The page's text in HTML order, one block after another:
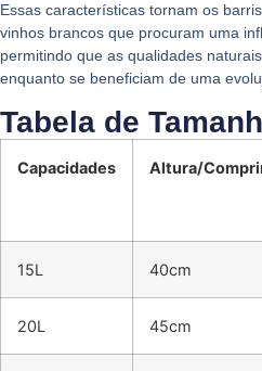
Essas características tornam os
vinhos brancos que procuram uma
permitindo que as qualidades
enquanto se beneficiam de uma
Tabela de
Capacidades Altura/
15L 40cm
20L 45cm